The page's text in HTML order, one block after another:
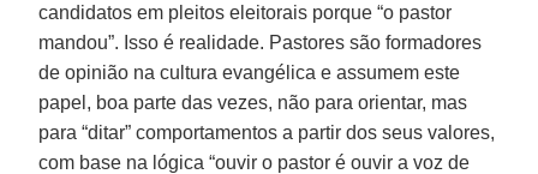
candidatos em pleitos eleitorais porque “o pastor
mandou”. Isso é realidade. Pastores são formadores
de opinião na cultura evangélica e assumem este
papel, boa parte das vezes, não para orientar, mas
para “ditar” comportamentos a partir dos seus valores,
com base na lógica “ouvir o pastor é ouvir a voz de